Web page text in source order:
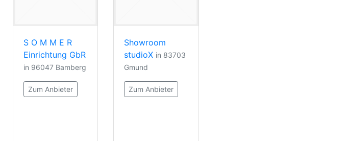
S O M M E R
Einrichtung GbR
in 96047 Bamberg
Zum Anbieter
Showroom
studioX in 83703
Gmund
Zum Anbieter